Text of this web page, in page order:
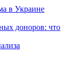
в Украине
доноров: что